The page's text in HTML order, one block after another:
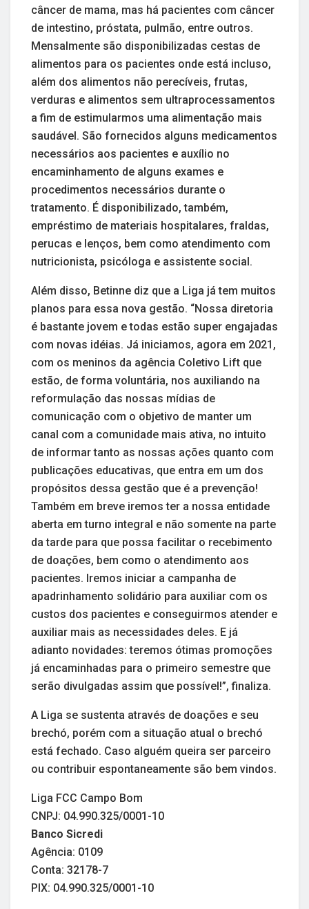
câncer de mama, mas há pacientes com câncer
de intestino, próstata, pulmão, entre outros.
Mensalmente são disponibilizadas cestas de
alimentos para os pacientes onde está incluso,
além dos alimentos não perecíveis, frutas,
verduras e alimentos sem ultraprocessamentos
a fim de estimularmos uma alimentação mais
saudável. São fornecidos alguns medicamentos
necessários aos pacientes e auxílio no
encaminhamento de alguns exames e
procedimentos necessários durante o
tratamento. É disponibilizado, também,
empréstimo de materiais hospitalares, fraldas,
perucas e lenços, bem como atendimento com
nutricionista, psicóloga e assistente social.
Além disso, Betinne diz que a Liga já tem muitos
planos para essa nova gestão. “Nossa diretoria
é bastante jovem e todas estão super engajadas
com novas idéias. Já iniciamos, agora em 2021,
com os meninos da agência Coletivo Lift que
estão, de forma voluntária, nos auxiliando na
reformulação das nossas mídias de
comunicação com o objetivo de manter um
canal com a comunidade mais ativa, no intuito
de informar tanto as nossas ações quanto com
publicações educativas, que entra em um dos
propósitos dessa gestão que é a prevenção!
Também em breve iremos ter a nossa entidade
aberta em turno integral e não somente na parte
da tarde para que possa facilitar o recebimento
de doações, bem como o atendimento aos
pacientes. Iremos iniciar a campanha de
apadrinhamento solidário para auxiliar com os
custos dos pacientes e conseguirmos atender e
auxiliar mais as necessidades deles. E já
adianto novidades: teremos ótimas promoções
já encaminhadas para o primeiro semestre que
serão divulgadas assim que possível!”, finaliza.
A Liga se sustenta através de doações e seu
brechó, porém com a situação atual o brechó
está fechado. Caso alguém queira ser parceiro
ou contribuir espontaneamente são bem vindos.
Liga FCC Campo Bom
CNPJ: 04.990.325/0001-10
Banco Sicredi
Agência: 0109
Conta: 32178-7
PIX: 04.990.325/0001-10